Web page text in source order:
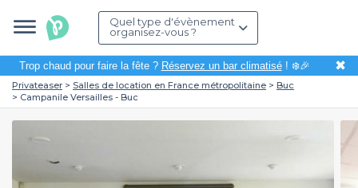
Quel type d'évènement
organisez-vous ?
Trop chaud pour faire la fête ? Réservez un bar climatisé! ❄️🎉 ✖
Privateaser Salles de location en France métropolitaine
Buc
Campanile Versailles - Buc